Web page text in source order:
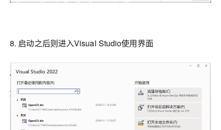
8. 启动之后则进入Visual Studio使用界面